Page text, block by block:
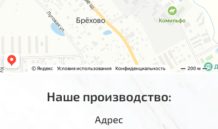
Наше производство:
Адрес